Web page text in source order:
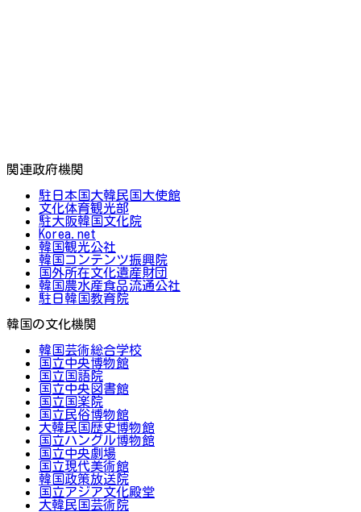
関連政府機関
駐日本国大韓民国大使館
文化体育観光部
駐大阪韓国文化院
Korea.net
韓国観光公社
韓国コンテンツ振興院
国外所在文化遺産財団
韓国農水産食品流通公社
駐日韓国教育院
韓国の文化機関
韓国芸術総合学校
国立中央博物館
国立国語院
国立中央図書館
国立国楽院
国立民俗博物館
大韓民国歴史博物館
国立ハングル博物館
国立中央劇場
国立現代美術館
韓国政策放送院
国立アジア文化殿堂
大韓民国芸術院